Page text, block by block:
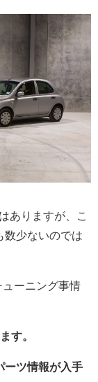
ありますが、こ
数少ないのでは
ーニング事情
す。
ーツ情報が入手